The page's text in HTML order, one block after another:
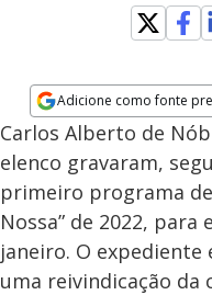
Adicione como fonte
Opens in new window
Carlos Alberto de
elenco gravaram,
primeiro programa de
Nossa” de 2022, para
janeiro. O expediente
uma reivindicação da